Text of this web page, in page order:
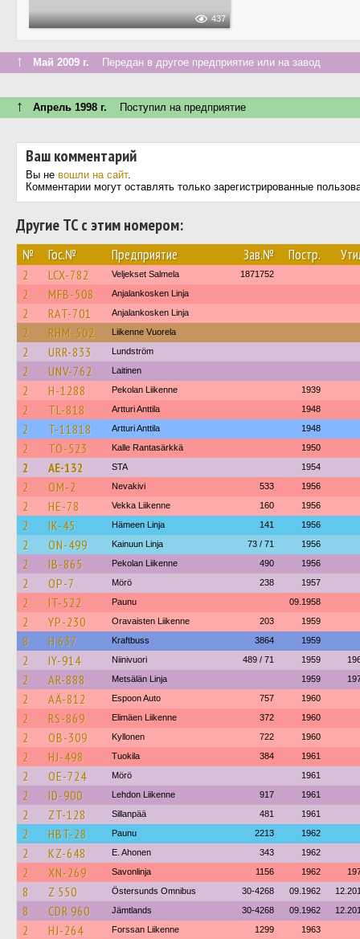
437
↑ Май 2009 г. Передан в другое предприятие или на завод
↑ Апрель 1998 г. Поступил на предприятие
Ваш комментарий
Вы не вошли на сайт.
Комментарии могут оставлять только зарегистрированные
Другие ТС с этим номером:
№ Гос.№ Предприятие Зав.№ Постр.
2 LCX-782 Veljekset Salmela 1871752
2 MFB-508 Anjalankosken Linja
2 RAT-701 Anjalankosken Linja
2 RHM-502 Liikenne Vuorela
2 URR-833 Lundström
2 UNV-762 Laitinen
2 H-1288 Pekolan Liikenne 1939
2 TL-818 Artturi Anttila 1948
2 T-11818 Artturi Anttila 1948
2 TO-523 Kalle Rantasärkkä 1950
2 AE-132 STA 1954
2 OM-2 Nevakivi 533 1956
2 HE-78 Vekka Liikenne 160 1956
2 IK-45 Hämeen Linja 141 1956
2 ON-499 Kainuun Linja 73 / 71 1956
2 IB-865 Pekolan Liikenne 490 1956
2 OP-7 Mörö 238 1957
2 IT-522 Paunu 09.1958
2 YP-230 Oravaisten Liikenne 203 1959
8 H 637 Kraftbuss 3864 1959
2 IY-914 Niinivuori 489 / 71 1959
2 AR-888 Metsälän Linja 1959
2 AÄ-812 Espoon Auto 757 1960
2 RS-869 Elimäen Liikenne 372 1960
2 OB-309 Kyllonen 722 1960
2 HJ-498 Tuokila 384 1961
2 OE-724 Mörö 1961
2 ID-900 Lehdon Liikenne 917 1961
2 ZT-128 Sillanpää 481 1961
2 HBT-28 Paunu 2213 1962
2 KZ-648 E. Ahonen 343 1962
2 XN-269 Savonlinja 1156 1962
8 Z 550 Östersunds Omnibus 30-4268 09.1962
8 CDR 960 Jämtlands 30-4268 09.1962
2 HJ-264 Forssan Liikenne 1299 1963